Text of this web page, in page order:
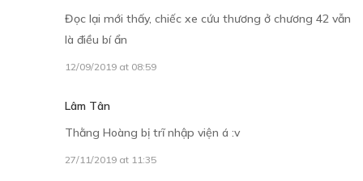
Đọc lại mới thấy, chiếc xe cứu thương ở chương 42 vẫn
là điều bí ẩn
12/09/2019 at 08:59
Lâm Tân
Thằng Hoàng bị trĩ nhập viện á :v
27/11/2019 at 11:35